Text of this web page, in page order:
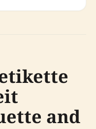
and